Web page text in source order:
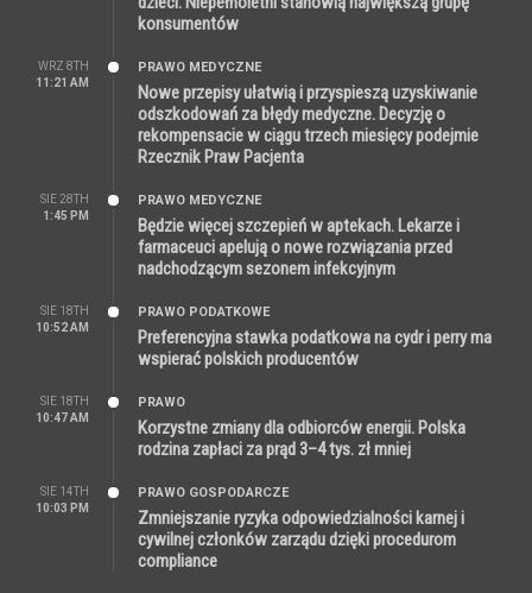
konsumentów
WRZ 8TH
11:21 AM
PRAWO MEDYCZNE
Nowe przepisy ułatwią i przyspieszą uzyskiwanie
odszkodowań za błędy medyczne. Decyzję o
rekompensacie w ciągu trzech miesięcy podejmie
Rzecznik Praw Pacjenta
SIE 28TH
1:45 PM
PRAWO MEDYCZNE
Będzie więcej szczepień w aptekach. Lekarze i
farmaceuci apelują o nowe rozwiązania przed
nadchodzącym sezonem infekcyjnym
SIE 18TH
10:52 AM
PRAWO PODATKOWE
Preferencyjna stawka podatkowa na cydr i perry ma
wspierać polskich producentów
SIE 18TH
10:47 AM
PRAWO
Korzystne zmiany dla odbiorców energii. Polska
rodzina zapłaci za prąd 3–4 tys. zł mniej
SIE 14TH
10:03 PM
PRAWO GOSPODARCZE
Zmniejszanie ryzyka odpowiedzialności karnej i
cywilnej członków zarządu dzięki procedurom
compliance